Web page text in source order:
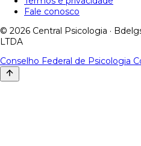
Fale conosco
© 2026 Central Psicologia ·
LTDA
Conselho Federal de Psicologia